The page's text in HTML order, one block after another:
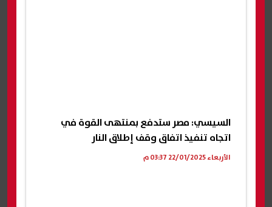
السيسي: مصر ستدفع بمنتهى القوة في
اتجاه تنفيذ اتفاق وقف إطلاق النار
الأربعاء 22/01/2025 03:37 م